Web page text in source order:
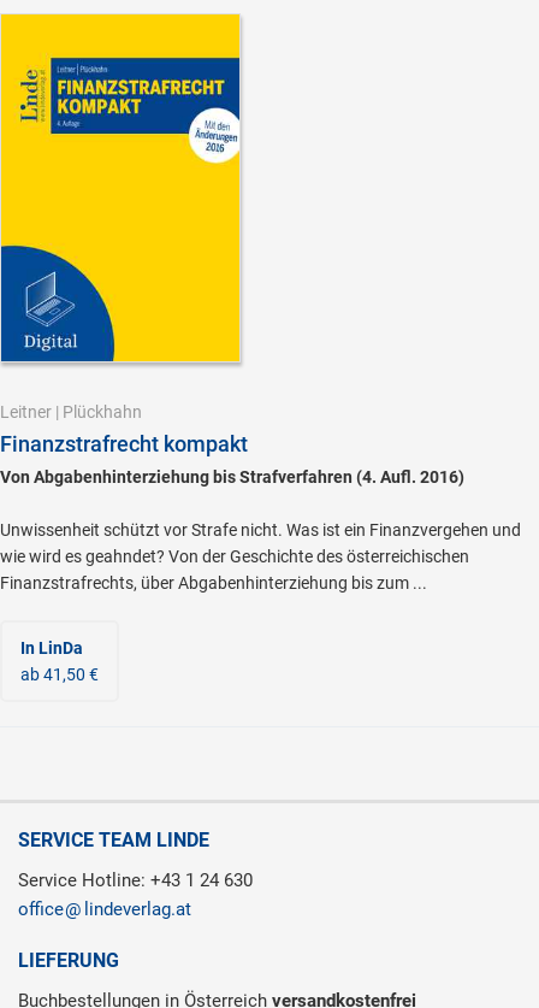
Leitner | Plückhahn
Finanzstrafrecht kompakt
Von Abgabenhinterziehung bis Strafverfahren (4. Aufl. 2016)
Unwissenheit schützt vor Strafe nicht. Was ist ein Finanzvergehen und
wie wird es geahndet? Von der Geschichte des österreichischen
Finanzstrafrechts, über Abgabenhinterziehung bis zum ...
In LinDa
ab 41,50 €
SERVICE TEAM LINDE
Service Hotline: +43 1 24 630
office
lindeverlag.at
LIEFERUNG
Buchbestellungen in Österreich versandkostenfrei